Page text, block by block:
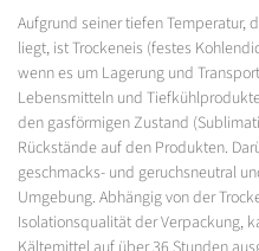
Aufgrund seiner tiefen Temperatur,
liegt, ist Trockeneis (festes
wenn es um Lagerung und
Lebensmitteln und
den gasförmigen Zustand
Rückstände auf den Produkten.
geschmacks- und geruchsneutral
Umgebung. Abhängig von der
Isolationsqualität der Verpackung,